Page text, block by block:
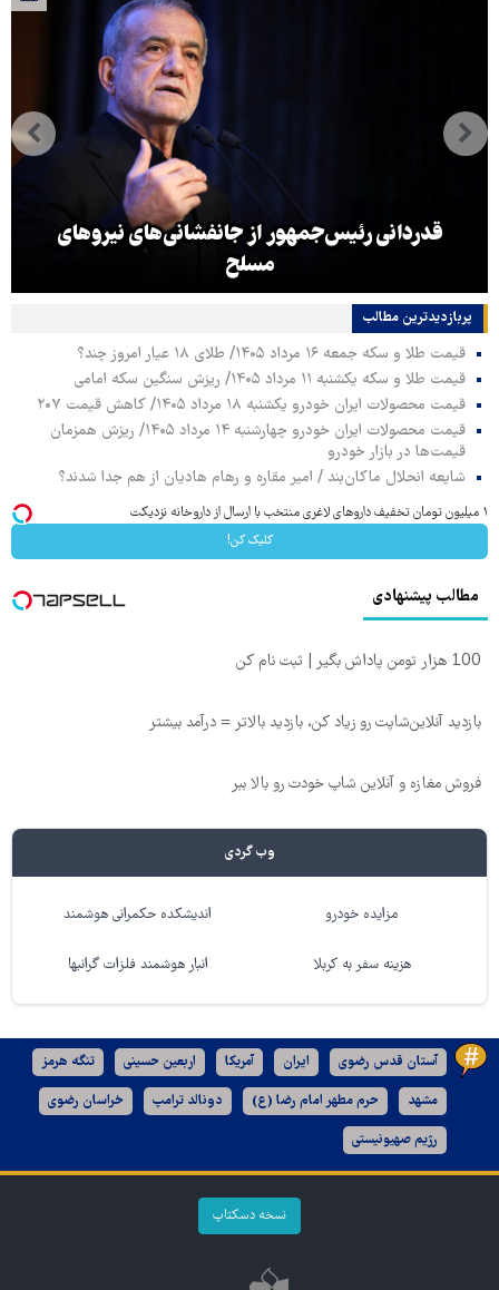
قدردانی رئیس‌جمهور از جانفشانی‌های نیروهای
مسلح
پربازدیدترین‌ مطالب
قیمت طلا و سکه جمعه ۱۶ مرداد ۱۴۰۵/ طلای ۱۸ عیار امروز چند؟
قیمت طلا و سکه یکشنبه ۱۱ مرداد ۱۴۰۵/ ریزش سنگین سکه امامی
قیمت محصولات ایران خودرو یکشنبه ۱۸ مرداد ۱۴۰۵/ کاهش قیمت ۲۰۷
قیمت محصولات ایران خودرو چهارشنبه ۱۴ مرداد ۱۴۰۵/ ریزش همزمان
قیمت‌ها در بازار خودرو
شایعه انحلال ماکان‌بند / امیر مقاره و رهام هادیان از هم جدا شدند؟
۱ میلیون تومان تخفیف داروهای لاغری منتخب با ارسال از داروخانه نزدیکت
کلیک کن!
مطالب پیشنهادی
100 هزار تومن پاداش بگیر | ثبت نام کن
بازدید آنلاین‌شاپت رو زیاد کن، بازدید بالاتر = درآمد بیشتر
فروش مغازه و آنلاین شاپ خودت رو بالا ببر
وب گردی
مزایده خودرو اندیشکده حکمرانی هوشمند
هزینه سفر به کربلا انبار هوشمند فلزات گرانبها
آستان قدس رضوی ایران آمریکا اربعین حسینی تنگه هرمز
مشهد حرم مطهر امام رضا (ع) دونالد ترامپ خراسان رضوی
رژیم صهیونیستی
نسخه دسکتاپ